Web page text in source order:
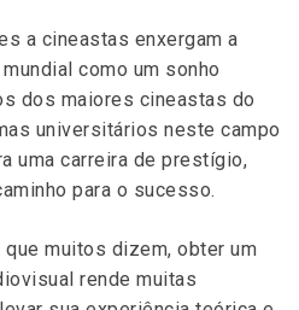
a cineastas enxergam a
como um sonho
dos maiores cineastas do
universitários neste campo
uma carreira de prestígio,
para o sucesso.
muitos dizem, obter um
rende muitas